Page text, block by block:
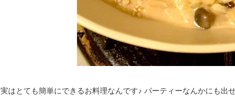
実はとても簡単にできるお料理なんです♪ パーティーなんかにも出